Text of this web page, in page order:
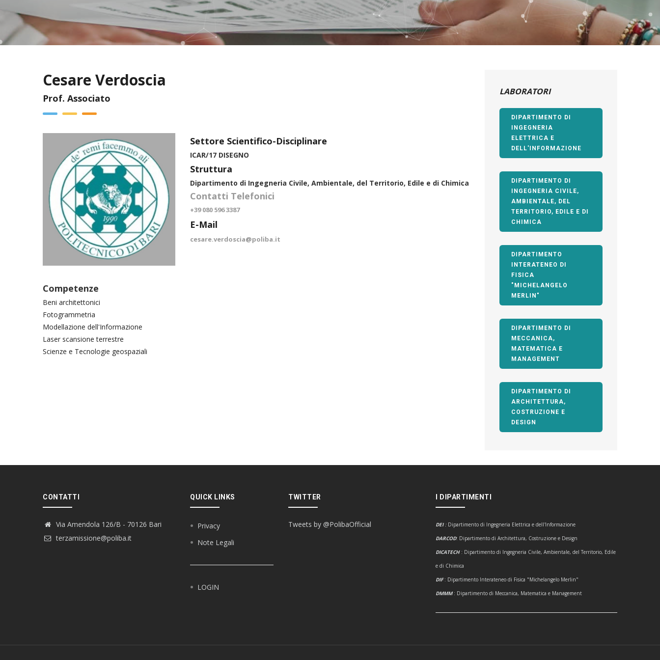
Cesare Verdoscia
Prof. Associato
Settore Scientifico-Disciplinare
ICAR/17 DISEGNO
Struttura
Dipartimento di Ingegneria Civile, Ambientale, del Territorio, Edile e di Chimica
Contatti Telefonici
+39 080 596 3387
E-Mail
cesare.verdoscia@poliba.it
Competenze
Beni architettonici
Fotogrammetria
Modellazione dell'Informazione
Laser scansione terrestre
Scienze e Tecnologie geospaziali
LABORATORI
DIPARTIMENTO DI
INGEGNERIA
ELETTRICA E
DELL'INFORMAZIONE
DIPARTIMENTO DI
INGEGNERIA CIVILE,
AMBIENTALE, DEL
TERRITORIO, EDILE E DI
CHIMICA
DIPARTIMENTO
INTERATENEO DI
FISICA
"MICHELANGELO
MERLIN"
DIPARTIMENTO DI
MECCANICA,
MATEMATICA E
MANAGEMENT
DIPARTIMENTO DI
ARCHITETTURA,
COSTRUZIONE E
DESIGN
CONTATTI
Via Amendola 126/B - 70126 Bari
terzamissione@poliba.it
QUICK LINKS
Privacy
Note Legali
LOGIN
TWITTER
Tweets by @PolibaOfficial
I DIPARTIMENTI
DEI : Dipartimento di Ingegneria Elettrica e dell'Informazione
DARCOD: Dipartimento di Architettura, Costruzione e Design
DICATECH : Dipartimento di Ingegneria Civile, Ambientale, del Territorio, Edile
e di Chimica
DIF: Dipartimento Interateneo di Fisica "Michelangelo Merlin"
DMMM: Dipartimento di Meccanica, Matematica e Management